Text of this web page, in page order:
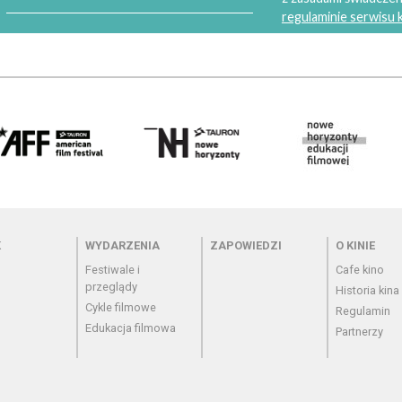
regulaminie serwisu
- cennik Menu - wydarzenia
WYDARZENIA
Festiwale i
przeglądy
Cykle filmowe
Edukacja filmowa
Menu - zapowiedzi
ZAPOWIEDZI Menu -
O KINIE
Cafe kino
Historia kina
Regulamin
Partnerzy